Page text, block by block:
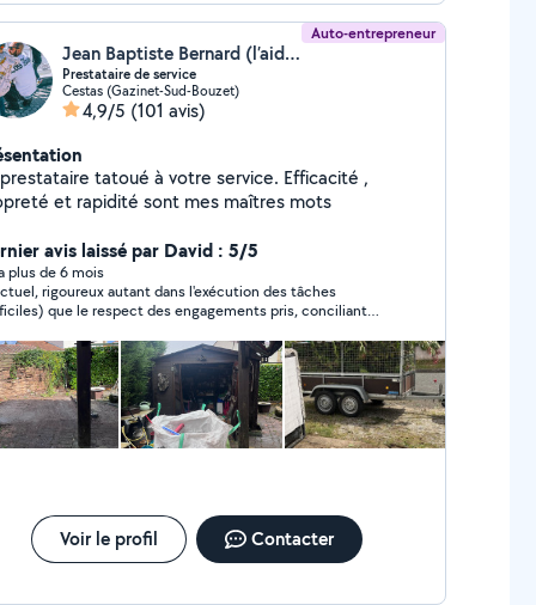
Auto-entrepreneur
Jean Baptiste Bernard (l’aide tatouée)
Prestataire de service
Cestas (Gazinet-Sud-Bouzet)
4,9/5 (101 avis)
tatoué à votre service. Efficacité ,
et rapidité sont mes maîtres mots
avis laissé par David : 5/5
plus de 6 mois
rigoureux autant dans l'exécution des tâches
que le respect des engagements pris, conciliant
digne de ce nom.
Voir le profil Contacter